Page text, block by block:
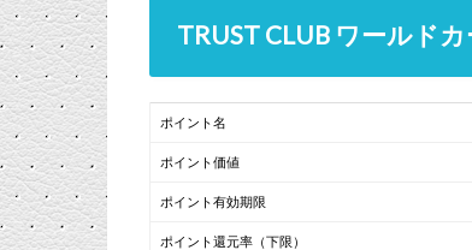
TRUST CLUB ワールド
ポイント名
ポイント価値
ポイント有効期限
ポイント還元率（下限）